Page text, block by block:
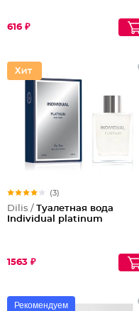
616 ₽
(3)
Dilis / Туалетная вода
Individual platinum
1563 ₽
Рекомендуем